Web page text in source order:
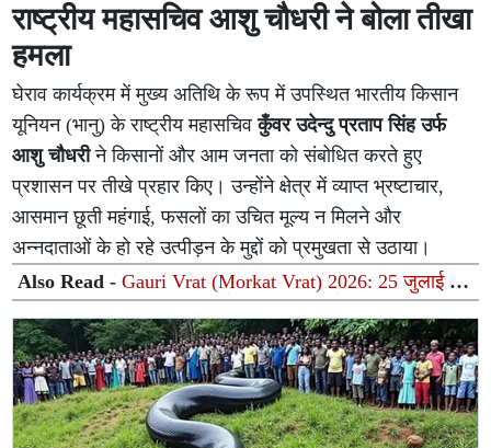
राष्ट्रीय महासचिव आशु चौधरी ने बोला तीखा
हमला
घेराव कार्यक्रम में मुख्य अतिथि के रूप में उपस्थित भारतीय किसान
यूनियन (भानु) के राष्ट्रीय महासचिवकुँवर उदेन्दु प्रताप सिंह उर्फ
आशु चौधरीने किसानों और आम जनता को संबोधित करते हुए
प्रशासन पर तीखे प्रहार किए। उन्होंने क्षेत्र में व्याप्त भ्रष्टाचार,
आसमान छूती महंगाई, फसलों का उचित मूल्य न मिलने और
अन्नदाताओं के हो रहे उत्पीड़न के मुद्दों को प्रमुखता से उठाया।
Also Read -Gauri Vrat (Morkat Vrat) 2026: 25 जुलाई से
शुरुआत जानें पूजा का शुभ मुहूर्त, विधि और धार्मिक महत्व